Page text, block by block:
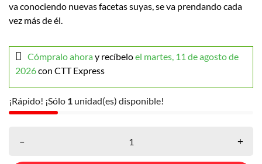
va conociendo nuevas facetas suyas, se va prendando cada
vez más de él.
Cómpralo ahoray recíbeloel martes, 11 de agosto de
2026con CTT Express
¡Rápido! ¡Sólo 1 unidad(es) disponible!
– +